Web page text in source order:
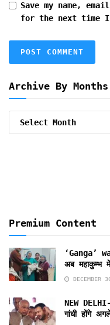
Save my name,
for the next time I
Archive By Months
Archive
Premium Content
‘Ganga’
अब महाकुम्भ
DECEMBER
NEW
गांधी होंगे